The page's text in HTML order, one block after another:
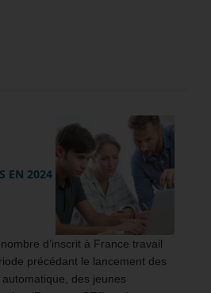
EN 2024
d’inscrit à France travail
précédant le lancement des
des jeunes